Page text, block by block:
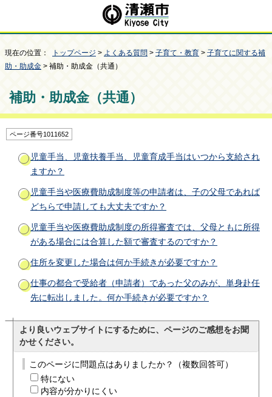
現在の位置： トップページ > よくある質問 > 子育て・教育 > 子育てに関する補
助・助成金 > 補助・助成金（共通）
補助・助成金（共通）
ページ番号1011652
児童手当、児童扶養手当、児童育成手当はいつから支給され
ますか？
児童手当や医療費助成制度等の申請者は、子の父母であれば
どちらで申請しても大丈夫ですか？
児童手当や医療費助成制度の所得審査では、父母ともに所得
がある場合には合算した額で審査するのですか？
住所を変更した場合は何か手続きが必要ですか？
仕事の都合で受給者（申請者）であった父のみが、単身赴任
先に転出しました。何か手続きが必要ですか？
より良いウェブサイトにするために、ページのご感想をお聞
かせください。
このページに問題点はありましたか？（複数回答可）
特にない
内容が分かりにくい